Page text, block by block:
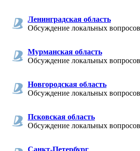
Ленинградская область
Обсуждение локальных
Мурманская область
Обсуждение локальных
Новгородская область
Обсуждение локальных
Псковская область
Обсуждение локальных
Санкт-Петербург